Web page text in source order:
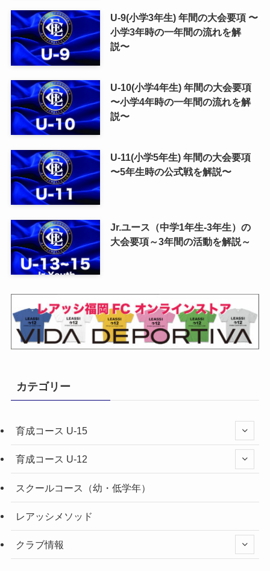
U-9(小学3年生) 年間の大会要項 〜
小学3年時の一年間の流れを解
説〜
U-10(小学4年生) 年間の大会要項
〜小学4年時の一年間の流れを解
説〜
U-11(小学5年生) 年間の大会要項
〜5年生時の公式戦を解説〜
Jr.ユース（中学1年生-3年生）の
大会要項～3年間の活動を解説～
カテゴリー
育成コース U-15
育成コース U-12
スクールコース（幼・低学年）
レアッシメソッド
クラブ情報